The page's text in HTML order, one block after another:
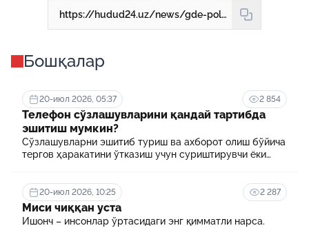
https://hudud24.uz/news/gde-poluchit-napravlenie-order-na-besplatnoe-lechenie
Бошқалар
20-июл 2026, 05:37 2 854
Телефон сўзлашувларини қандай тартибда
эшитиш мумкин?
Сўзлашувларни эшитиб туриш ва ахборот олиш бўйича
тергов ҳаракатини ўтказиш учун суриштирувчи ёки
20-июл 2026, 10:25 2 287
Миси чиққан уста
Ишонч – инсонлар ўртасидаги энг қимматли нарса.